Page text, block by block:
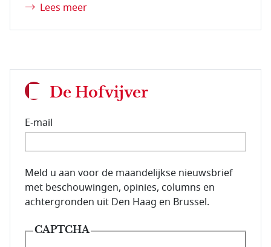
Lees meer
De Hofvijver
E-mail
E-mailadres van de abonnee.
Meld u aan voor de maandelijkse nieuwsbrief
met beschouwingen, opinies, columns en
achtergronden uit Den Haag en Brussel.
CAPTCHA